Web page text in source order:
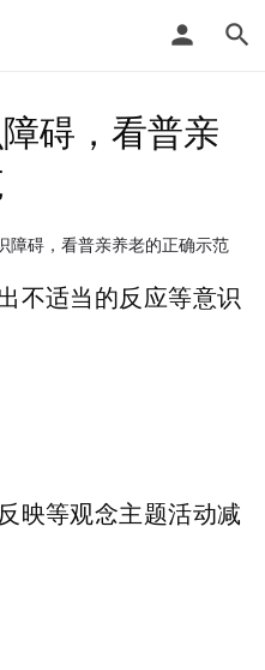
碍，看普亲
障碍，看普亲养老的正确示范
不适当的反应等意识
映等观念主题活动减